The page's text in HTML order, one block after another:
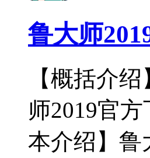
鲁大师
【概括介
师2019官
本介绍】鲁